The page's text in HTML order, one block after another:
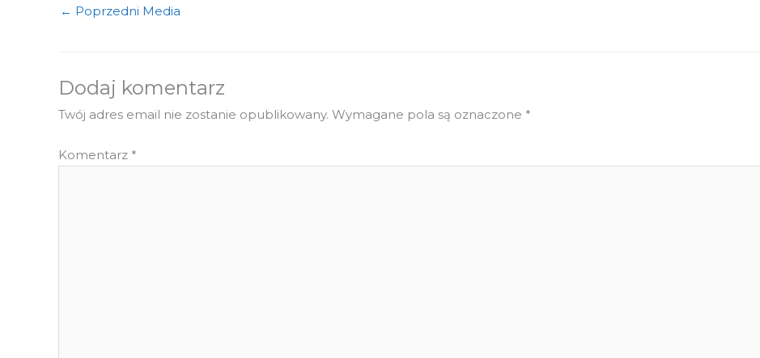
← Poprzedni Media
Dodaj komentarz
Twój adres email nie zostanie opublikowany. Wymagane pola są oznaczone *
Komentarz *